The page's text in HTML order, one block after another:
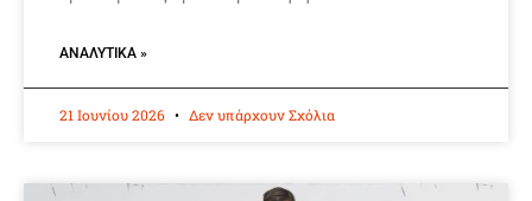
ΑΝΑΛΥΤΙΚΆ »
21 Ιουνίου 2026 Δεν υπάρχουν Σχόλια